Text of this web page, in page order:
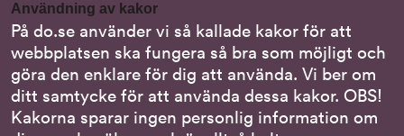
Användning av kakor
På do.se använder vi så kallade kakor för att
webbplatsen ska fungera så bra som möjligt och
göra den enklare för dig att använda. Vi ber om
ditt samtycke för att använda dessa kakor. OBS!
Kakorna sparar ingen personlig information om
Nationella minoritetsspråk
Om DO:s webbplats
Behandling av personuppgifter